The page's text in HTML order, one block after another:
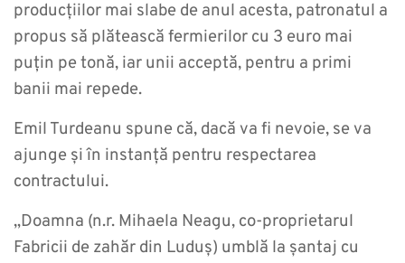
producțiilor mai slabe de anul acesta, patronatul a
propus să plătească fermierilor cu 3 euro mai
puțin pe tonă, iar unii acceptă, pentru a primi
banii mai repede.
Emil Turdeanu spune că, dacă va fi nevoie, se va
ajunge și în instanță pentru respectarea
contractului.
„Doamna (n.r. Mihaela Neagu, co-proprietarul
Fabricii de zahăr din Luduș) umblă la șantaj cu